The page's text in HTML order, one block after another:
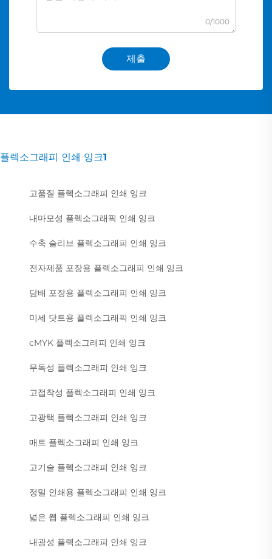
0/1000
제출
플렉소그래피 인쇄 잉크1
고품질 플렉소그래피 인쇄 잉크
내마모성 플렉소그래픽 인쇄 잉크
수축 슬리브 플렉소그래피 인쇄 잉크
전자제품 포장용 플렉소그래피 인쇄 잉크
담배 포장용 플렉소그래피 인쇄 잉크
미세 닷트용 플렉소그래픽 인쇄 잉크
cMYK 플렉소그래피 인쇄 잉크
무독성 플렉소그래피 인쇄 잉크
고접착성 플렉소그래피 인쇄 잉크
고광택 플렉소그래피 인쇄 잉크
매트 플렉소그래피 인쇄 잉크
고기술 플렉소그래피 인쇄 잉크
정밀 인쇄용 플렉소그래피 인쇄 잉크
넓은 웹 플렉소그래피 인쇄 잉크
내광성 플렉소그래피 인쇄 잉크